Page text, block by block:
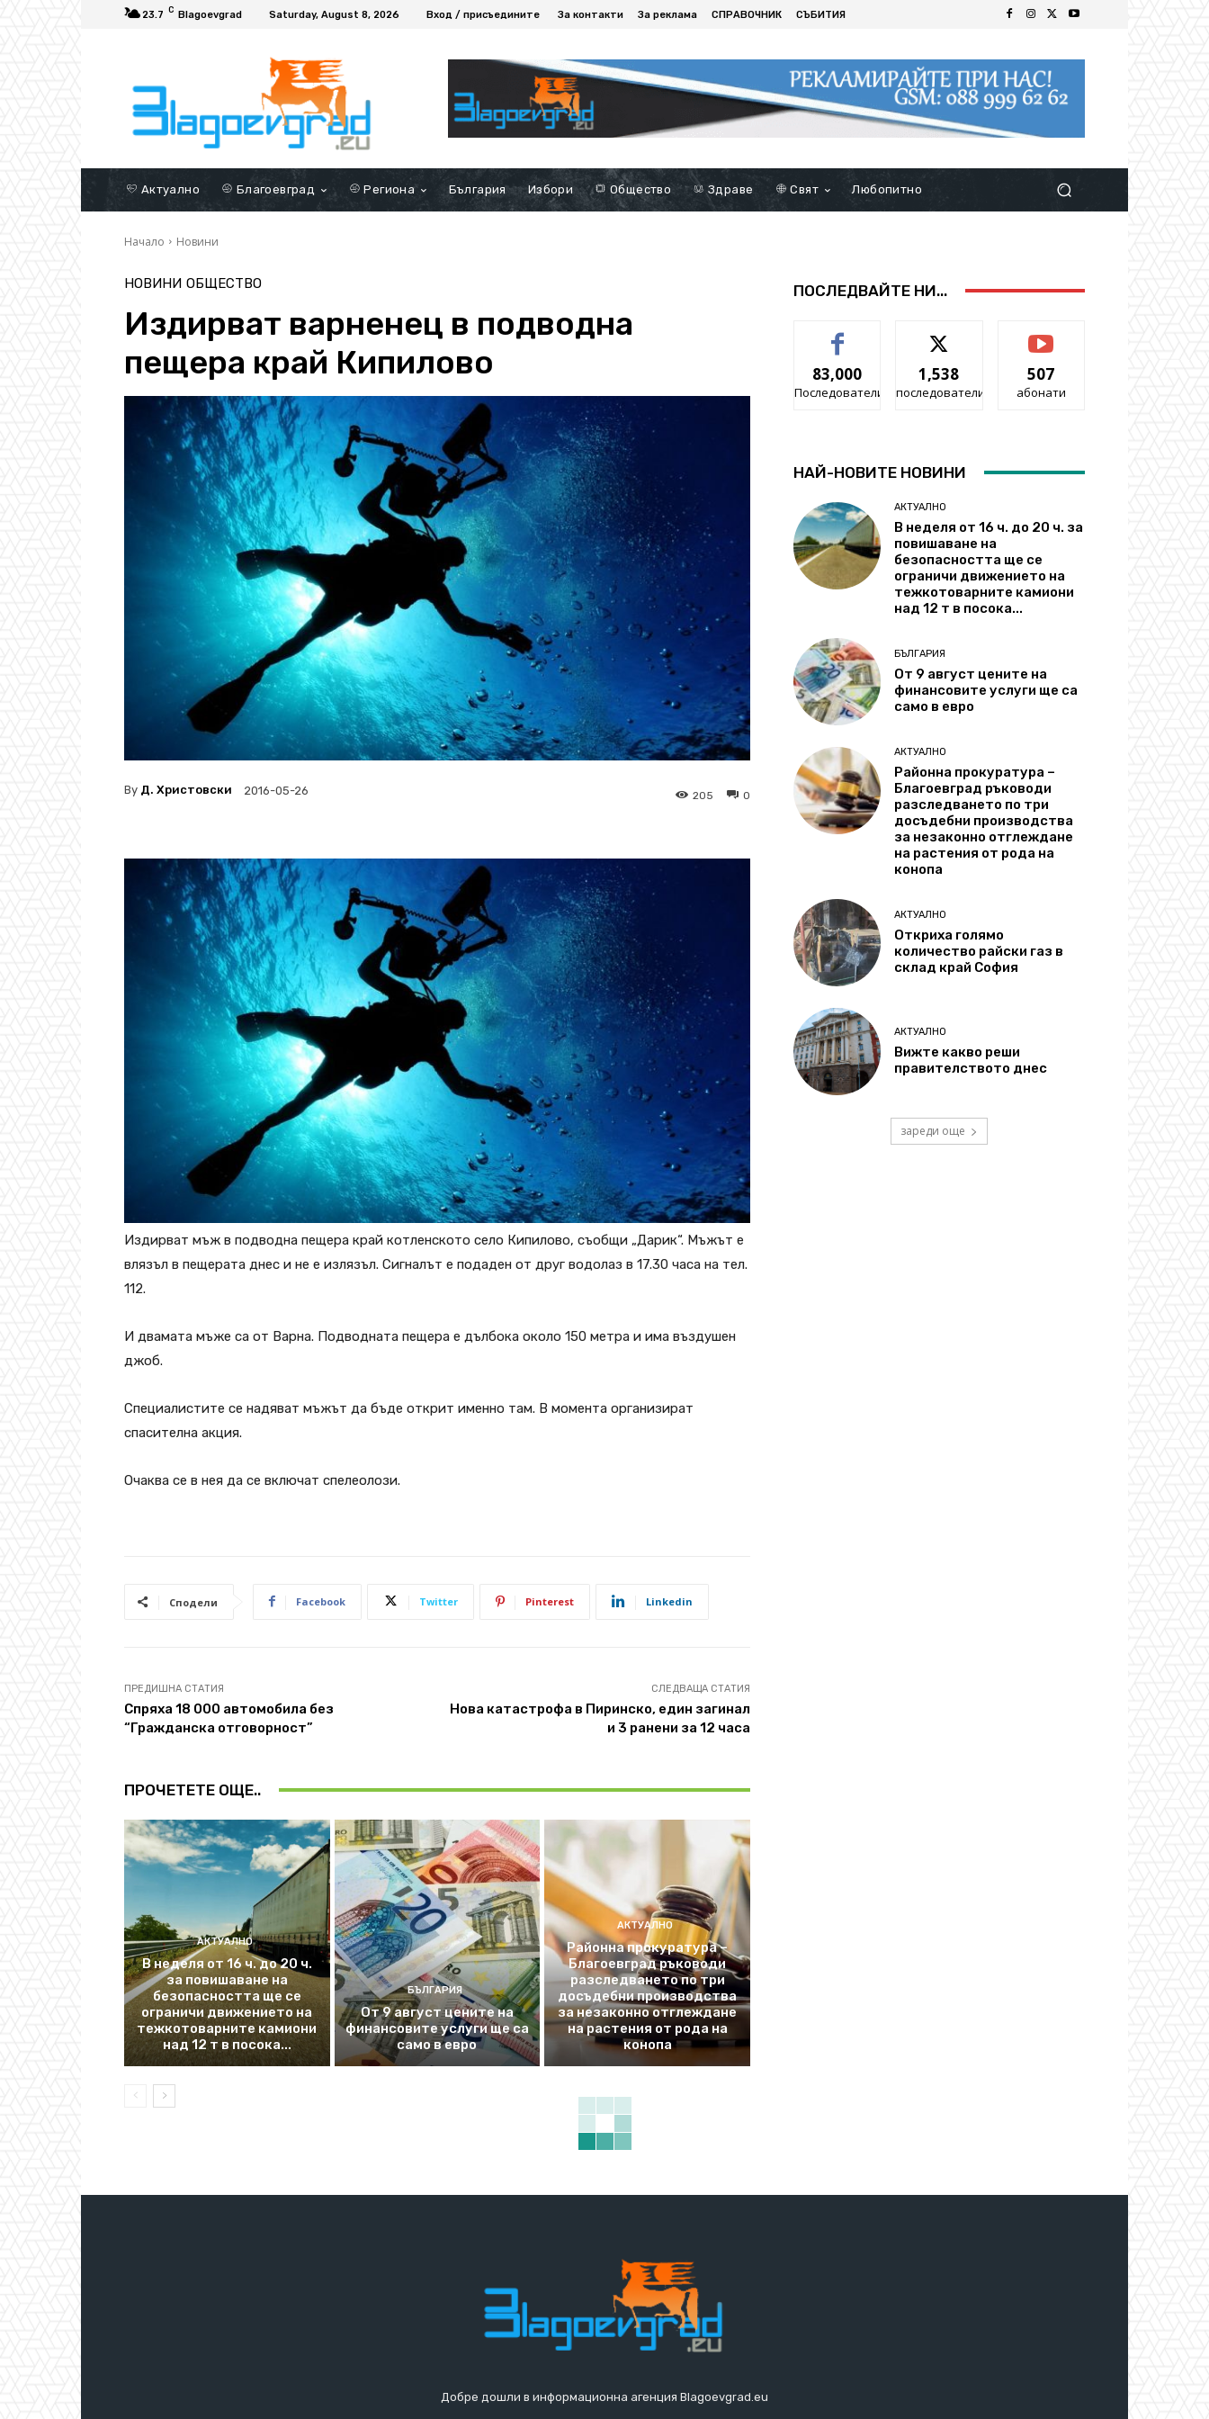
23.7 C Blagoevgrad Saturday, August 8, 2026 Вход / присъедините За контакти За реклама СПРАВОЧНИК СЪБИТИЯ
Актуално Благоевград Региона България Избори Общество Здраве Свят Любопитно
Начало Новини
НОВИНИ ОБЩЕСТВО
Издирват варненец в подводна
пещера край Кипилово
By Д. Христовски 2016-05-26 0
205
Издирват мъж в подводна пещера край котленското село Кипилово, съобщи „Дарик“. Мъжът е
влязъл в пещерата днес и не е излязъл. Сигналът е подаден от друг водолаз в 17.30 часа на тел.
112.
И двамата мъже са от Варна. Подводната пещера е дълбока около 150 метра и има въздушен
джоб.
Специалистите се надяват мъжът да бъде открит именно там. В момента организират
спасителна акция.
Очаква се в нея да се включат спелеолози.
Сподели Facebook Twitter Pinterest Linkedin
ПРЕДИШНА СТАТИЯ
Спряха 18 000 автомобила без
“Гражданска отговорност”
СЛЕДВАЩА СТАТИЯ
Нова катастрофа в Пиринско, един загинал
и 3 ранени за 12 часа
ПРОЧЕТЕТЕ ОЩЕ..
АКТУАЛНО
В неделя от 16 ч. до 20 ч.
за повишаване на
безопасността ще се
ограничи движението на
тежкотоварните камиони
над 12 т в посока...
БЪЛГАРИЯ
От 9 август цените на
финансовите услуги ще са
само в евро
АКТУАЛНО
Районна прокуратура –
Благоевград ръководи
разследването по три
досъдебни производства
за незаконно отглеждане
на растения от рода на
конопа
ПОСЛЕДВАЙТЕ НИ...
83,000
Последователи
1,538
последователи
507
абонати
НАЙ-НОВИТЕ НОВИНИ
АКТУАЛНО
В неделя от 16 ч. до 20 ч. за
повишаване на
безопасността ще се
ограничи движението на
тежкотоварните камиони
над 12 т в посока...
БЪЛГАРИЯ
От 9 август цените на
финансовите услуги ще са
само в евро
АКТУАЛНО
Районна прокуратура –
Благоевград ръководи
разследването по три
досъдебни производства
за незаконно отглеждане
на растения от рода на
конопа
АКТУАЛНО
Откриха голямо
количество райски газ в
склад край София
АКТУАЛНО
Вижте какво реши
правителството днес
зареди още
Добре дошли в информационна агенция Blagoevgrad.eu